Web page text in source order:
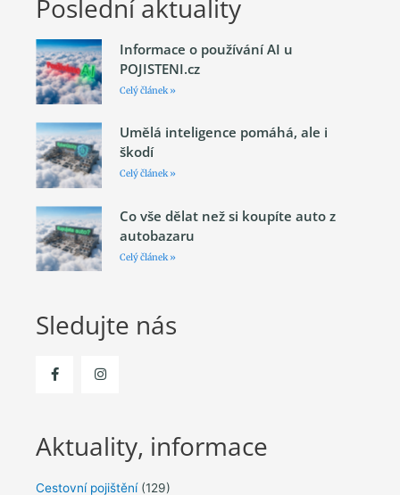
Poslední aktuality
Informace o používání AI u
POJISTENI.cz
Celý článek »
Umělá inteligence pomáhá, ale i
škodí
Celý článek »
Co vše dělat než si koupíte auto z
autobazaru
Celý článek »
Sledujte nás
Aktuality, informace
Cestovní pojištění(129)